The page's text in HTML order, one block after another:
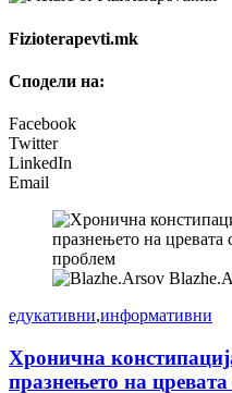
Fizioterapevti.mk
Сподели на:
Facebook
Twitter
LinkedIn
Email
едукативни,информативни
Хронична
празнењето на цревата